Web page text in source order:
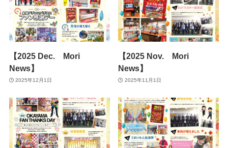
【2025 Dec. Mori
News】
2025年12月1日
【2025 Nov. Mori
News】
2025年11月1日